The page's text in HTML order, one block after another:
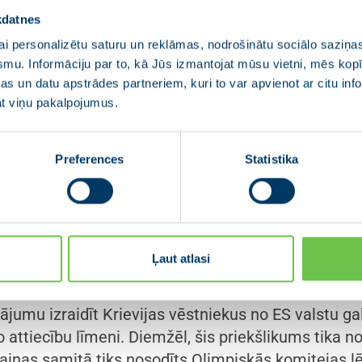
personalizētu saturu un reklāmas, nodrošinātu sociālo
Informāciju par to, kā Jūs izmantojat mūsu vietni, mēs
un datu apstrādes partneriem, kuri to var apvienot ar citu
viņu pakalpojumus.
Preferences Statistika
Ļaut atlasi
uz Krievijas agresiju, Ukraina
ES vienotajam tirgum. Soli pa solim iekļaušanās
valsts ekonomikai, tā katram pilsonim.
pievienošanās sarunām ar mērķi veicināt
programmās.”
gaidāmajā ES un Ukrainas samitā par prioritāti
pasākumu kopumā galvenā uzmanība ir jāpievērš
Novērtējot Ukrainas atjaunošanas vajadzības,
atjaunošanu finansēt no iesaldētajiem Krievijas
izraidīt Krievijas vēstniekus no ES valstu
attiecību līmeni. Diemžēl, šis priekšlikums tika